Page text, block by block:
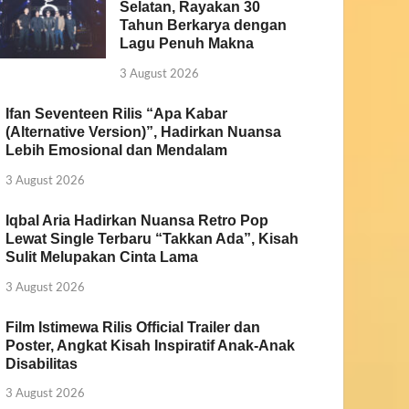
Selatan, Rayakan 30
Tahun Berkarya dengan
Lagu Penuh Makna
3 August 2026
Ifan Seventeen Rilis “Apa Kabar
(Alternative Version)”, Hadirkan Nuansa
Lebih Emosional dan Mendalam
3 August 2026
Iqbal Aria Hadirkan Nuansa Retro Pop
Lewat Single Terbaru “Takkan Ada”, Kisah
Sulit Melupakan Cinta Lama
3 August 2026
Film Istimewa Rilis Official Trailer dan
Poster, Angkat Kisah Inspiratif Anak-Anak
Disabilitas
3 August 2026